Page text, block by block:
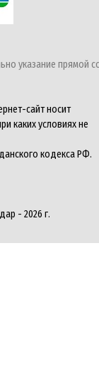
указание прямой
сайт носит
каких условиях не
кодекса РФ.
- 2026 г.